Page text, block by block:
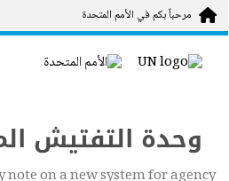
Skip to main content
مرحباً بكم في الأمم المتحدة
وحدة التفتيش